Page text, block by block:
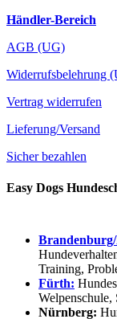
Händler-Bereich
AGB (UG)
Widerrufsbelehrung
Vertrag widerrufen
Lieferung/Versand
Sicher bezahlen
Easy Dogs
Training,
Fürth:
Welpenschule,
Nürnberg: